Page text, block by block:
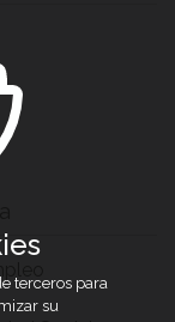
terceros para
su